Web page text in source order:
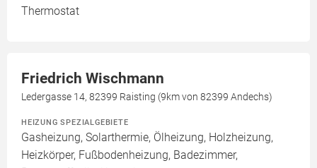
Thermostat
Friedrich Wischmann
Ledergasse 14, 82399 Raisting (9km von 82399 Andechs)
HEIZUNG SPEZIALGEBIETE
Gasheizung, Solarthermie, Ölheizung, Holzheizung,
Heizkörper, Fußbodenheizung, Badezimmer,